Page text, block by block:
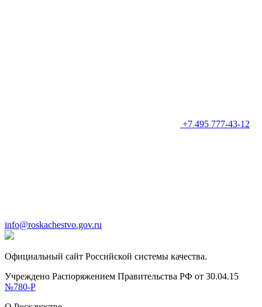
+7 495 777-43-12
info@roskachestvo.gov.ru
Официальный сайт Российской системы качества.
Учреждено Распоряжением Правительства РФ от 30.04.15
№780-Р